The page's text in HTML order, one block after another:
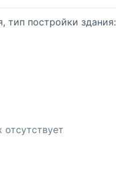
тип постройки здания: